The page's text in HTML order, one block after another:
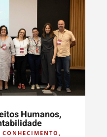
Humanos,